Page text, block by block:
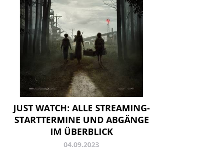
JUST WATCH: ALLE STREAMING-
STARTTERMINE UND ABGÄNGE
IM ÜBERBLICK
04.09.2023